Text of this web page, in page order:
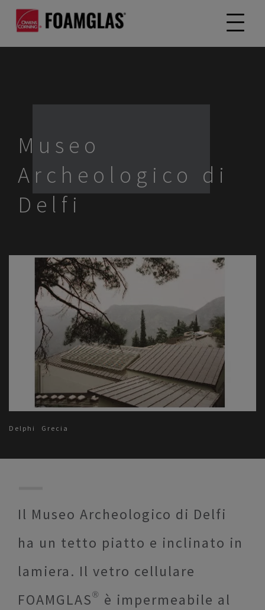
Museo
Archeologico di
Delfi
Delphi Grecia
Il Museo Archeologico di Delfi
ha un tetto piatto e inclinato in
lamiera. Il vetro cellulare
FOAMGLAS® è impermeabile al